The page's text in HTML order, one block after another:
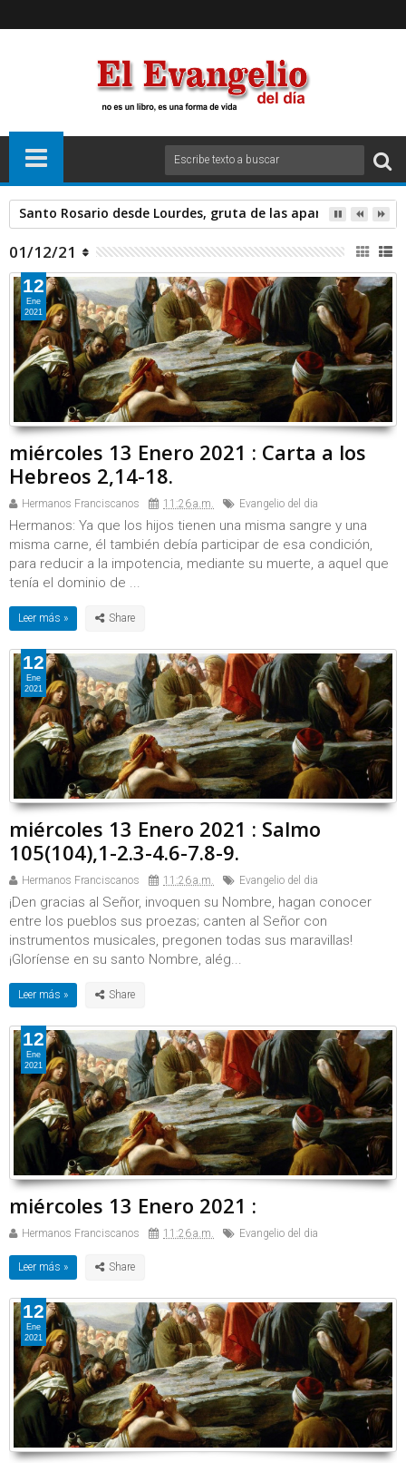
Santo Rosario desde Lourdes, gruta de las apariciones.
01/12/21
miércoles 13 Enero 2021 : Carta a los
Hebreos 2,14-18.
Hermanos Franciscanos 11:26 a.m. Evangelio del dia
Hermanos: Ya que los hijos tienen una misma sangre y una
misma carne, él también debía participar de esa condición,
para reducir a la impotencia, mediante su muerte, a aquel que
tenía el dominio de ...
Leer más »
12
Ene
2021
miércoles 13 Enero 2021 : Salmo
105(104),1-2.3-4.6-7.8-9.
Hermanos Franciscanos 11:26 a.m. Evangelio del dia
¡Den gracias al Señor, invoquen su Nombre, hagan conocer
entre los pueblos sus proezas; canten al Señor con
instrumentos musicales, pregonen todas sus maravillas!
¡Gloríense en su santo Nombre, alég...
Leer más »
12
Ene
2021
miércoles 13 Enero 2021 :
Hermanos Franciscanos 11:26 a.m. Evangelio del dia
Leer más »
12
Ene
2021
12
Ene
2021